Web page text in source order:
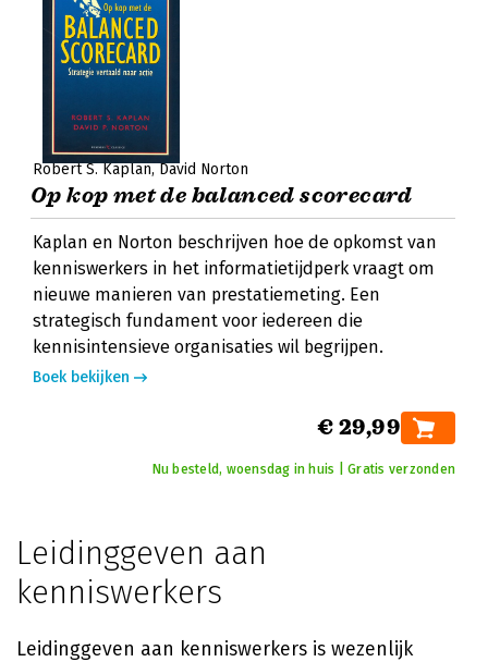
Robert S. Kaplan David Norton
Op kop met de balanced scorecard
Kaplan en Norton beschrijven hoe de opkomst van
kenniswerkers in het informatietijdperk vraagt om
nieuwe manieren van prestatiemeting. Een
strategisch fundament voor iedereen die
kennisintensieve organisaties wil begrijpen.
Boek bekijken
€ 29,99
Nu besteld, woensdag in huis | Gratis verzonden
Leidinggeven aan
kenniswerkers
Leidinggeven aan kenniswerkers is wezenlijk